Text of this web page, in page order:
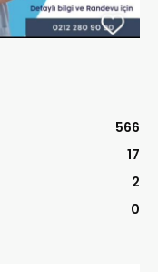
566
17
2
0